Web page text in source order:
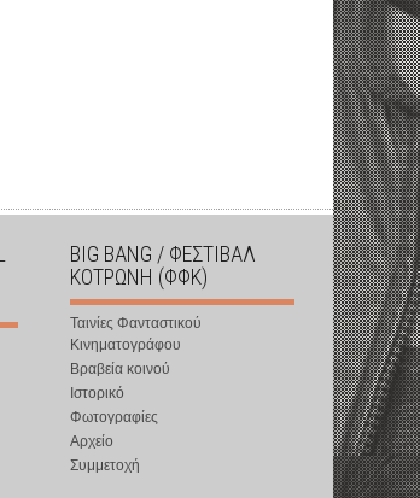
BIG BANG / ΦΕΣΤΙΒΑΛ
ΚΟΤΡΩΝΗ (ΦΦΚ)
Ταινίες Φανταστικού
Κινηματογράφου
Βραβεία κοινού
Ιστορικό
Φωτογραφίες
Αρχείο
Συμμετοχή